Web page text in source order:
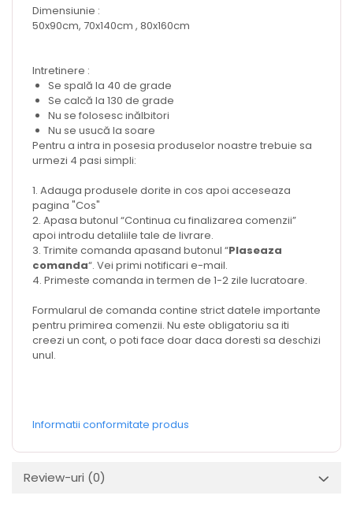
Dimensiunie :
50x90cm, 70x140cm , 80x160cm
Intretinere :
Se spală la 40 de grade
Se calcă la 130 de grade
Nu se folosesc inălbitori
Nu se usucă la soare
Pentru a intra in posesia produselor noastre trebuie sa
urmezi 4 pasi simpli:
1. Adauga produsele dorite in cos apoi acceseaza
pagina "Cos"
2. Apasa butonul “Continua cu finalizarea comenzii”
apoi introdu detaliile tale de livrare.
3. Trimite comanda apasand butonul “Plaseaza
comanda“. Vei primi notificari e-mail.
4. Primeste comanda in termen de 1-2 zile lucratoare.
Formularul de comanda contine strict datele importante
pentru primirea comenzii. Nu este obligatoriu sa iti
creezi un cont, o poti face doar daca doresti sa deschizi
unul.
Informatii conformitate produs
Review-uri (0)